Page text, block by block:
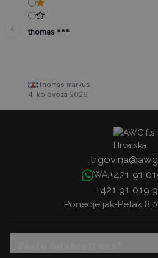
thomas ***
thomas markus
4. kolovoza 2026.
WA:+421 91
+421 91 019
Ponedjeljak-Petak